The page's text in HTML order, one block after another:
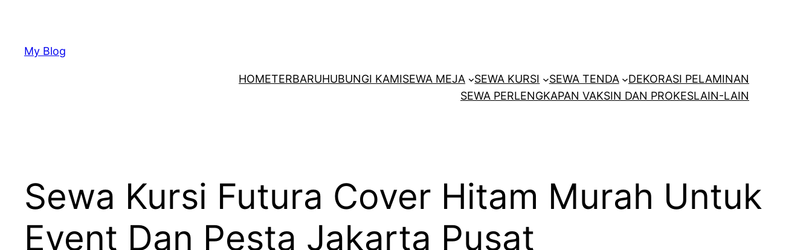
kontenMy Blog
HOMETERBARUHUBUNGI KAMISEWA MEJA SEWA KURSI SEWA TENDA
DEKORASI PELAMINAN
SEWA PERLENGKAPAN VAKSIN DAN PROKESLAIN-LAIN
Sewa Kursi Futura Cover Hitam Murah Untuk
Event Dan Pesta Jakarta Pusat